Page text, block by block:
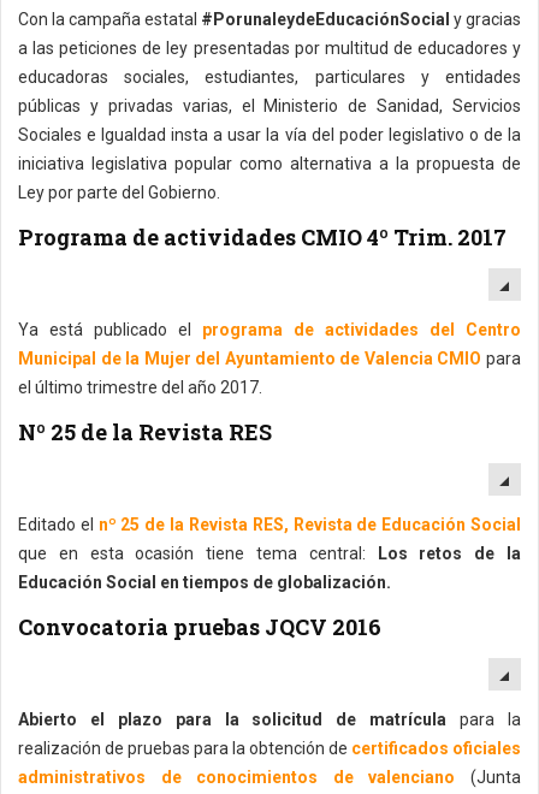
Con la campaña estatal #PorunaleydeEducaciónSocial y gracias
a las peticiones de ley presentadas por multitud de educadores y
educadoras sociales, estudiantes, particulares y entidades
públicas y privadas varias, el Ministerio de Sanidad, Servicios
Sociales e Igualdad insta a usar la vía del poder legislativo o de la
iniciativa legislativa popular como alternativa a la propuesta de
Ley por parte del Gobierno.
Programa de actividades CMIO 4º Trim. 2017
Ya está publicado el programa de actividades del Centro
Municipal de la Mujer del Ayuntamiento de Valencia CMIO para
el último trimestre del año 2017.
Nº 25 de la Revista RES
Editado el nº 25 de la Revista RES, Revista de Educación Social
que en esta ocasión tiene tema central:
Los retos de la
Educación Social en tiempos de globalización.
Convocatoria pruebas JQCV 2016
Abierto el plazo para la solicitud de matrícula para la
realización de pruebas para la obtención de certificados oficiales
administrativos de conocimientos de valenciano (Junta